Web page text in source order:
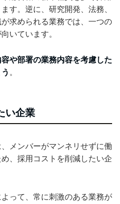
す。逆に、研究開発、法務、
求められる業務では、一つの
いています。
や部署の業務内容を考慮した
。
い企業
メンバーがマンネリせずに働
、採用コストを削減したい企
って、常に刺激のある業務が